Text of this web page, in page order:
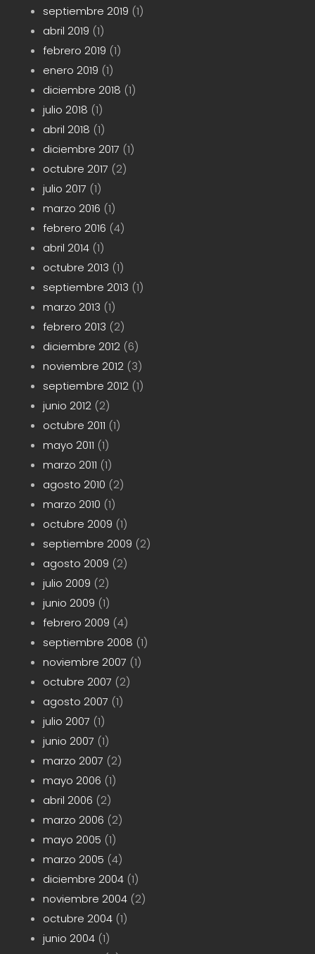
septiembre 2019 (1)
abril 2019 (1)
febrero 2019 (1)
enero 2019 (1)
diciembre 2018 (1)
julio 2018 (1)
abril 2018 (1)
diciembre 2017 (1)
octubre 2017 (2)
julio 2017 (1)
marzo 2016 (1)
febrero 2016 (4)
abril 2014(1)
octubre 2013 (1)
septiembre 2013 (1)
marzo 2013 (1)
febrero 2013 (2)
diciembre 2012(6)
noviembre 2012(3)
septiembre 2012(1)
junio 2012(2)
octubre 2011 (1)
mayo 2011 (1)
marzo 2011 (1)
agosto 2010 (2)
marzo 2010 (1)
octubre 2009 (1)
septiembre 2009 (2)
agosto 2009 (2)
julio 2009 (2)
junio 2009 (1)
febrero 2009 (4)
septiembre 2008 (1)
noviembre 2007 (1)
octubre 2007 (2)
agosto 2007 (1)
julio 2007 (1)
junio 2007 (1)
marzo 2007 (2)
mayo 2006 (1)
abril 2006 (2)
marzo 2006 (2)
mayo 2005 (1)
marzo 2005 (4)
diciembre 2004(1)
noviembre 2004(2)
octubre 2004(1)
junio 2004(1)